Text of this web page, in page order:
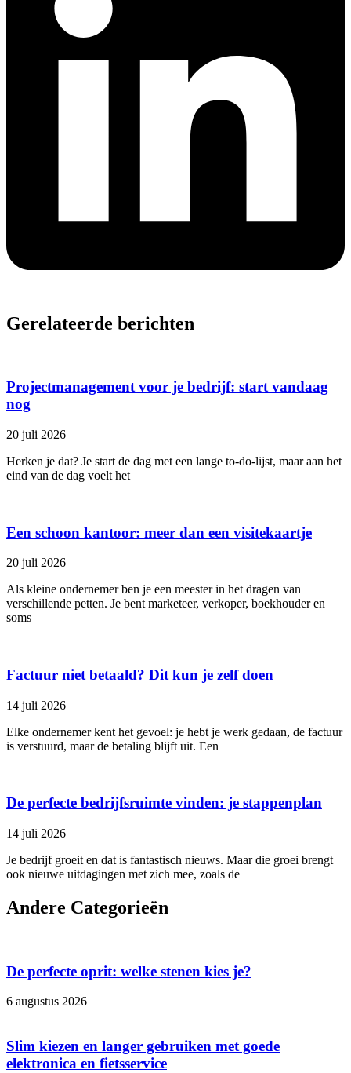
Gerelateerde berichten
Projectmanagement voor je bedrijf: start vandaag
nog
20 juli 2026
Herken je dat? Je start de dag met een lange to-do-lijst, maar aan het
eind van de dag voelt het
Een schoon kantoor: meer dan een visitekaartje
20 juli 2026
Als kleine ondernemer ben je een meester in het dragen van
verschillende petten. Je bent marketeer, verkoper, boekhouder en
soms
Factuur niet betaald? Dit kun je zelf doen
14 juli 2026
Elke ondernemer kent het gevoel: je hebt je werk gedaan, de factuur
is verstuurd, maar de betaling blijft uit. Een
De perfecte bedrijfsruimte vinden: je stappenplan
14 juli 2026
Je bedrijf groeit en dat is fantastisch nieuws. Maar die groei brengt
ook nieuwe uitdagingen met zich mee, zoals de
Andere Categorieën
De perfecte oprit: welke stenen kies je?
6 augustus 2026
Slim kiezen en langer gebruiken met goede
elektronica en fietsservice